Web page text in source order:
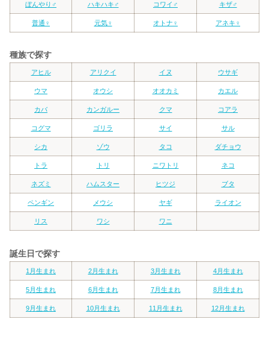
ぼんやり♂ ハキハキ♂ コワイ♂ キザ♂
普通♀ 元気♀ オトナ♀ アネキ♀
種族で探す
アヒル アリクイ イヌ ウサギ
ウマ オウシ オオカミ カエル
カバ カンガルー クマ コアラ
コグマ ゴリラ サイ サル
シカ ゾウ タコ ダチョウ
トラ トリ ニワトリ ネコ
ネズミ ハムスター ヒツジ ブタ
ペンギン メウシ ヤギ ライオン
リス ワシ ワニ
誕生日で探す
1月生まれ 2月生まれ 3月生まれ 4月生まれ
5月生まれ 6月生まれ 7月生まれ 8月生まれ
9月生まれ 10月生まれ 11月生まれ 12月生まれ